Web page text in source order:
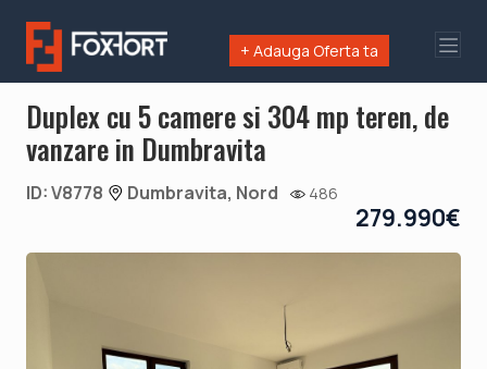
+ Adauga Oferta ta
Duplex cu 5 camere si 304 mp teren, de
vanzare in Dumbravita
ID: V8778 Dumbravita, Nord 486
279.990€